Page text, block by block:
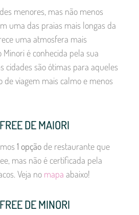
menores, mas não menos
uma das praias mais longas da
uma atmosfera mais
é conhecida pela sua
cidades são ótimas para aqueles
viagem mais calmo e menos
DE MAIORI
1 opção de restaurante que
mas não é certificada pela
Veja no mapa abaixo!
DE MINORI